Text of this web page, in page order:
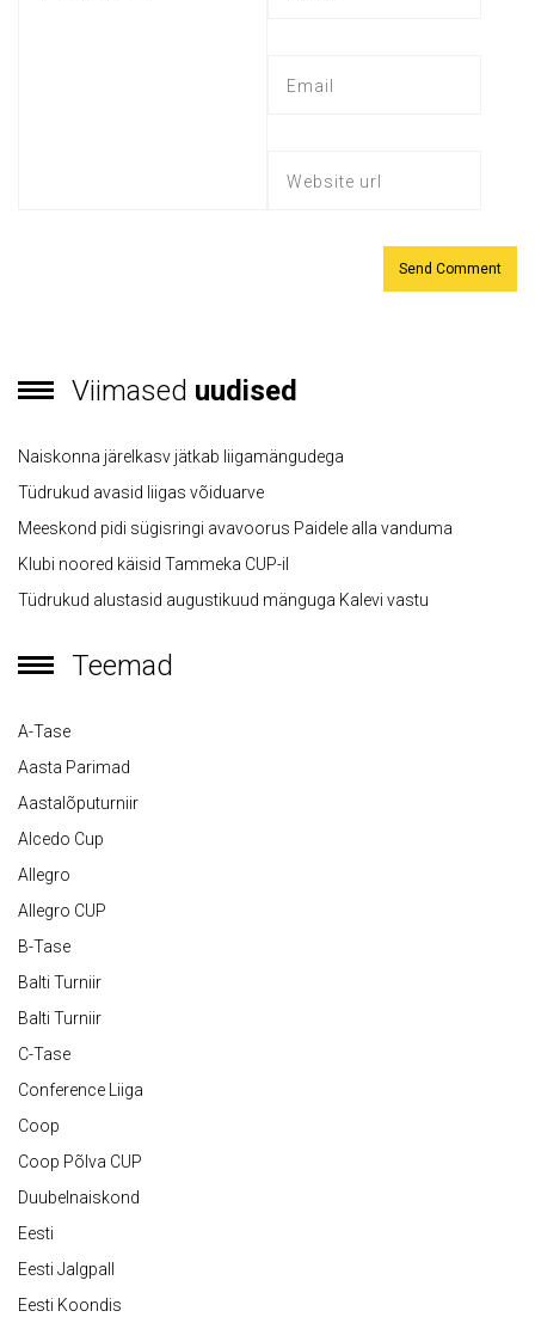
Viimased uudised
Naiskonna järelkasv jätkab liigamängudega
Tüdrukud avasid liigas võiduarve
Meeskond pidi sügisringi avavoorus Paidele alla vanduma
Klubi noored käisid Tammeka CUP-il
Tüdrukud alustasid augustikuud mänguga Kalevi vastu
Teemad
A-Tase
Aasta Parimad
Aastalõputurniir
Alcedo Cup
Allegro
Allegro CUP
B-Tase
Balti Turniir
Balti Turniir
C-Tase
Conference Liiga
Coop
Coop Põlva CUP
Duubelnaiskond
Eesti
Eesti Jalgpall
Eesti Koondis